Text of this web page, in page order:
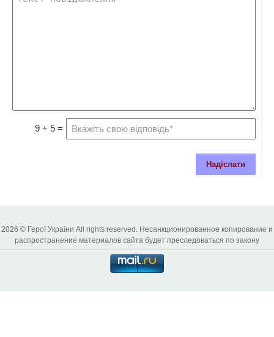
9 + 5 =
Надіслати
2026 © Герої України All rights reserved. Несанкционированное копирование и
распространение материалов сайта будет преследоваться по закону